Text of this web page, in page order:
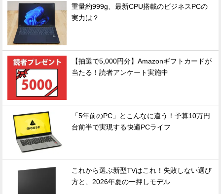
重量約999g、最新CPU搭載のビジネスPCの
実力は？
【抽選で5,000円分】Amazonギフトカードが
当たる！読者アンケート実施中
「5年前のPC」とこんなに違う！予算10万円
台前半で実現する快適PCライフ
これから選ぶ新型TVはこれ！失敗しない選び
方と、2026年夏の一押しモデル